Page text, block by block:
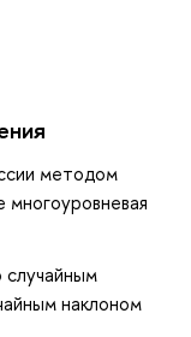
методом
многоуровневая
наклоном